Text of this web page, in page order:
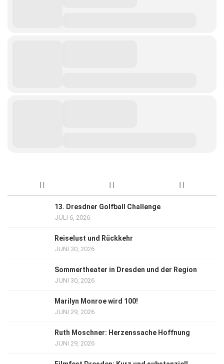
13. Dresdner Golfball Challenge
JULI 6, 2026
Reiselust und Rückkehr
JUNI 30, 2026
Sommertheater in Dresden und der Region
JUNI 30, 2026
Marilyn Monroe wird 100!
JUNI 29, 2026
Ruth Moschner: Herzenssache Hoffnung
JUNI 29, 2026